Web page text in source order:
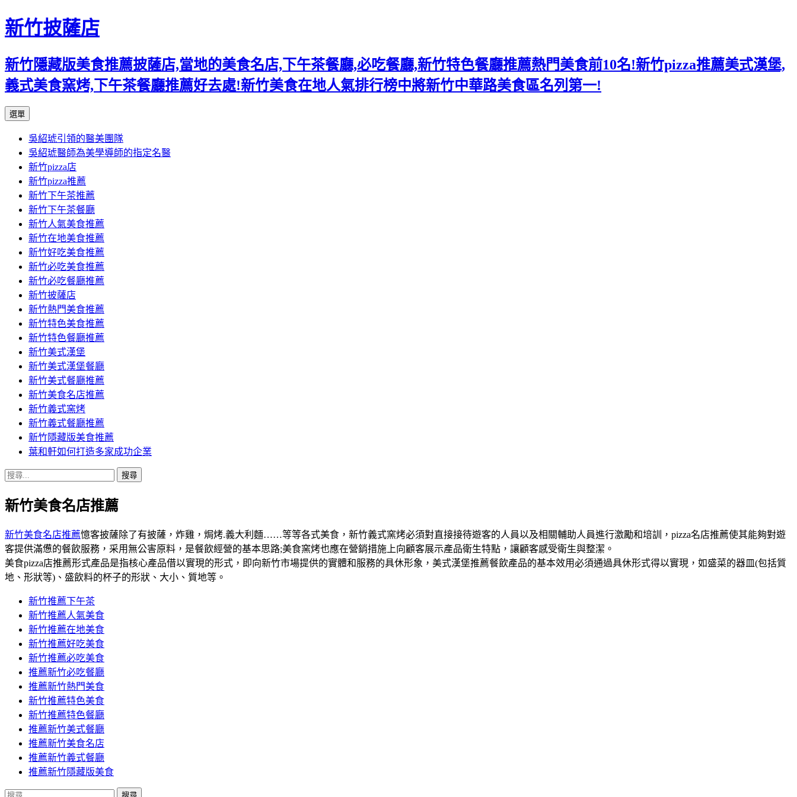
新竹披薩店
新竹隱藏版美食推薦披薩店,當地的美食名店,下午茶餐廳,必吃餐廳,新竹特色餐廳推薦熱門美食前10名!新竹pizza推薦美式漢堡,
義式美食窯烤,下午茶餐廳推薦好去處!新竹美食在地人氣排行榜中將新竹中華路美食區名列第一!
選單
主
要
內
容
吳紹琥引領的醫美團隊
吳紹琥醫師為美學導師的指定名醫
新竹pizza店
新竹pizza推薦
新竹下午茶推薦
新竹下午茶餐廳
新竹人氣美食推薦
新竹在地美食推薦
新竹好吃美食推薦
新竹必吃美食推薦
新竹必吃餐廳推薦
新竹披薩店
新竹熱門美食推薦
新竹特色美食推薦
新竹特色餐廳推薦
新竹美式漢堡
新竹美式漢堡餐廳
新竹美式餐廳推薦
新竹美食名店推薦
新竹義式窯烤
新竹義式餐廳推薦
新竹隱藏版美食推薦
葉和軒如何打造多家成功企業
搜
關
字:
新竹美食名店推薦
新竹美食名店推薦憶客披薩除了有披薩，炸雞，焗烤.義大利麵……等等各式美食，新竹義式窯烤必須對直接接待遊客的人員以及相關輔助人員進行激勵和培訓，pizza名店推薦使其能夠對遊
客提供滿憊的餐飲服務，采用無公害原料，是餐飲經營的基本思路;美食窯烤也應在營銷措施上向顧客展示產品衛生特點，讓顧客感受衛生與整潔。
美食pizza店推薦形式產品是指核心產品借以實現的形式，即向新竹市場提供的實體和服務的具休形象，美式漢堡推薦餐飲產品的基本效用必須通過具休形式得以實現，如盛菜的器皿(包括質
地、形狀等)、盛飲料的杯子的形狀、大小、質地等。
新竹推薦下午茶
新竹推薦人氣美食
新竹推薦在地美食
新竹推薦好吃美食
新竹推薦必吃美食
推薦新竹必吃餐廳
推薦新竹熱門美食
新竹推薦特色美食
新竹推薦特色餐廳
推薦新竹美式餐廳
推薦新竹美食名店
推薦新竹義式餐廳
推薦新竹隱藏版美食
搜